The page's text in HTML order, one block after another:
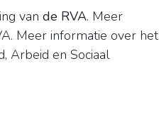
van de RVA. Meer
Meer informatie over het
Arbeid en Sociaal